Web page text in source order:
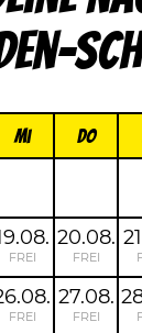
Mi Do
FREI
20.08.
FREI
FREI
27.08.
FREI